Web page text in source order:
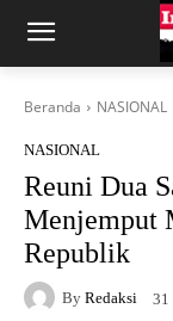
Beranda NASIONAL
NASIONAL
Reuni Dua
Menjemput
Republik
By Redaksi 31